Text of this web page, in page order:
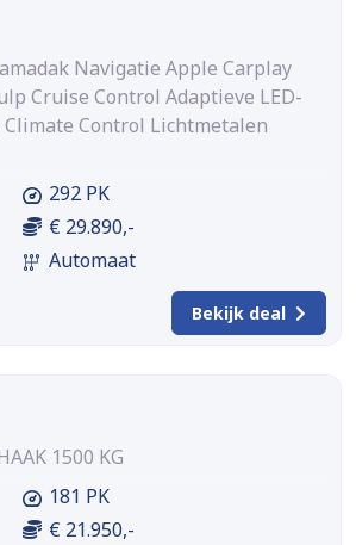
Navigatie Apple Carplay
Cruise Control Adaptieve LED-
Control Lichtmetalen
292 PK
€ 29.890,-
Automaat
Bekijk deal
1500 KG
181 PK
€ 21.950,-